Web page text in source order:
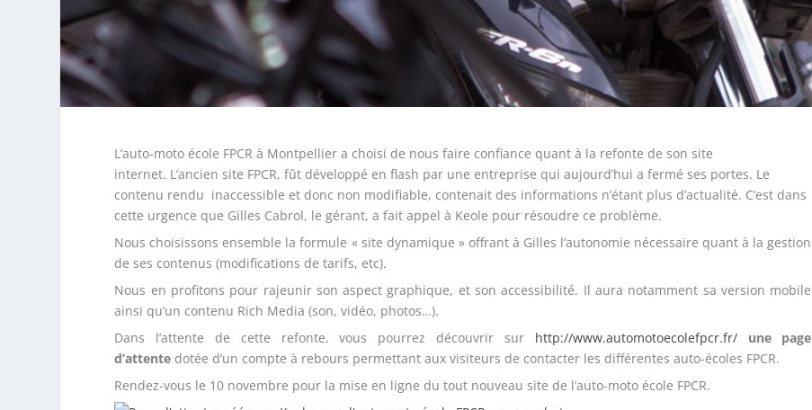
L’auto-moto école FPCR à Montpellier a choisi de nous faire confiance quant à la refonte de son site
internet. L’ancien site FPCR, fût développé en flash par une entreprise qui aujourd’hui a fermé ses portes. Le
contenu rendu inaccessible et donc non modifiable, contenait des informations n’étant plus d’actualité. C’est dans
cette urgence que Gilles Cabrol, le gérant, a fait appel à Keole pour résoudre ce problème.
Nous choisissons ensemble la formule « site dynamique » offrant à Gilles l’autonomie nécessaire quant à la gestion
de ses contenus (modifications de tarifs, etc).
Nous en profitons pour rajeunir son aspect graphique, et son accessibilité. Il aura notamment sa version mobile
ainsi qu’un contenu Rich Media (son, vidéo, photos…).
Dans l’attente de cette refonte, vous pourrez découvrir sur http://www.automotoecolefpcr.fr/
une page
d’attente dotée d’un compte à rebours permettant aux visiteurs de contacter les différentes auto-écoles FPCR.
Rendez-vous le 10 novembre pour la mise en ligne du tout nouveau site de l’auto-moto école FPCR.